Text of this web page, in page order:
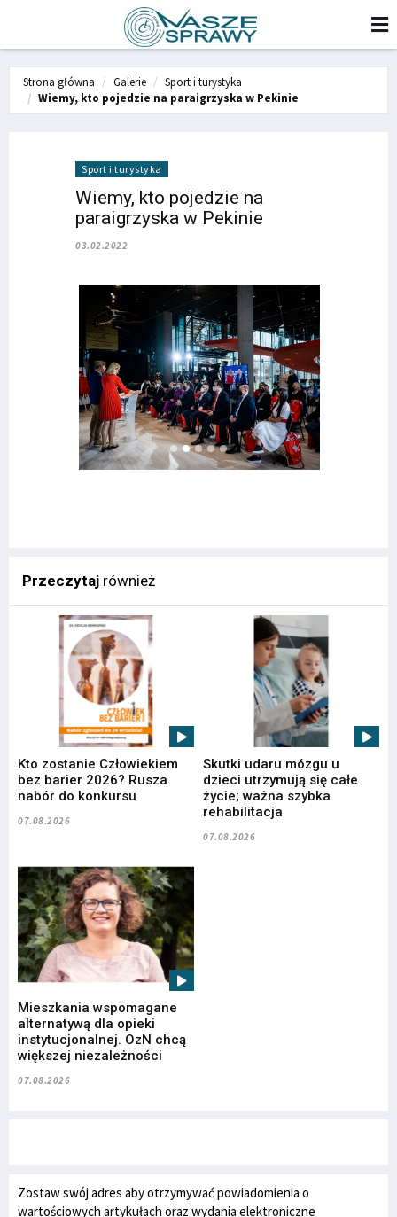
Strona główna Galerie
Sport i turystyka
Wiemy, kto pojedzie na paraigrzyska w Pekinie
Sport i turystyka
Wiemy, kto pojedzie na
paraigrzyska w Pekinie
03.02.2022
Przeczytaj również
Kto zostanie Człowiekiem
bez barier 2026? Rusza
nabór do konkursu
07.08.2026
Skutki udaru mózgu u
dzieci utrzymują się całe
życie; ważna szybka
rehabilitacja
07.08.2026
Mieszkania wspomagane
alternatywą dla opieki
instytucjonalnej. OzN chcą
większej niezależności
07.08.2026
Zostaw swój adres aby otrzymywać powiadomienia o
wartościowych artykułach oraz wydania elektroniczne